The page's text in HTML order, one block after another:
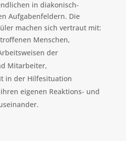
in diakonisch-
Aufgabenfeldern. Die
machen sich vertraut mit:
Menschen,
der
Mitarbeiter,
in der Hilfesituation
eigenen Reaktions- und